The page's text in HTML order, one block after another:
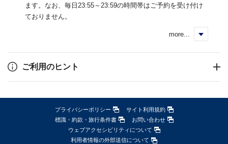
ます。なお、毎日23:55～23:59の時間帯はご予約を受け付け
ておりません。
more...
ご利用のヒント
プライバシーポリシー
サイト利用規約
標識・約款・旅行条件書
お問い合わせ
ウェブアクセシビリティについて
利用者情報の外部送信について